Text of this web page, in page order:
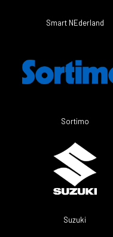
Smart NEderland
Sortimo
Suzuki